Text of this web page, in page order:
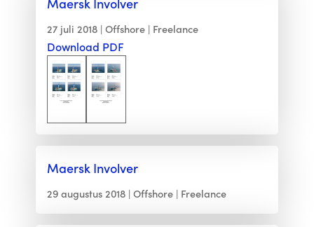
27 juli 2018 Offshore Freelance
Download PDF
Maersk Involver
29 augustus 2018 Offshore Freelance